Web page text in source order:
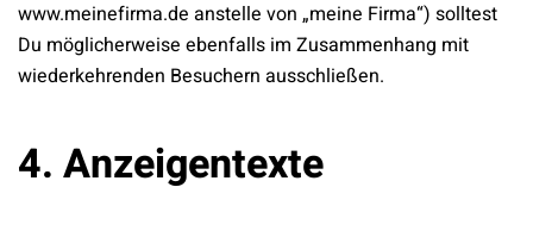
www.meinefirma.de anstelle von „meine Firma“) solltest
Du möglicherweise ebenfalls im Zusammenhang mit
wiederkehrenden Besuchern ausschließen.
4. Anzeigentexte